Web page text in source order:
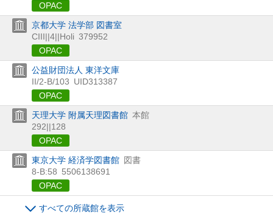
OPAC
京都大学 法学部 図書室
CIII||4||Holi 379952
OPAC
公益財団法人 東洋文庫
II/2-B/103 UID313387
OPAC
天理大学 附属天理図書館 本館
292||128
OPAC
東京大学 経済学図書館 図書
8-B:58 5506138691
OPAC
すべての所蔵館を表示